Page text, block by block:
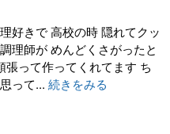
好きで 高校の時 隠れてクッ
理師が めんどくさがったと
って作ってくれてます ち
って... 続きをみる